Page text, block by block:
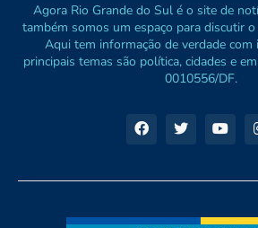
Agora Rio Grande do Sul é o site de
também somos um espaço para discutir
Aqui tem informação de verdade com
principais temas são política, cidades e
0010556/DF.